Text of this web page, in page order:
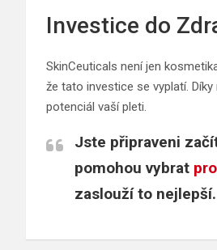
Investice do
SkinCeuticals není jen
že tato investice se vyplatí.
potenciál vaší pleti.
Jste připraveni
pomohou vybrat
zaslouží to nejlepší.